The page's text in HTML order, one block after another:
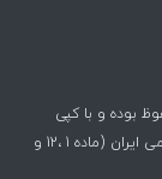
بوده و با کپی
کنندگان این اثر بنا به قوانین جرایم رایانه ای جمهوری اسلامی ایران (ماده 1 ،12 و